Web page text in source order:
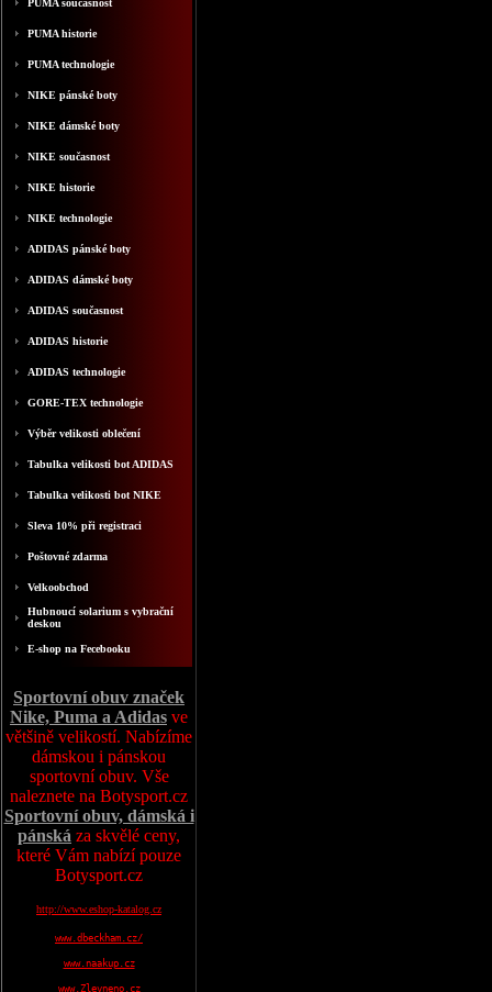
PUMA současnost
PUMA historie
PUMA technologie
NIKE pánské boty
NIKE dámské boty
NIKE současnost
NIKE historie
NIKE technologie
ADIDAS pánské boty
ADIDAS dámské boty
ADIDAS současnost
ADIDAS historie
ADIDAS technologie
GORE-TEX technologie
Výběr velikosti oblečení
Tabulka velikosti bot ADIDAS
Tabulka velikosti bot NIKE
Sleva 10% při registraci
Poštovné zdarma
Velkoobchod
Hubnoucí solarium s vybrační
deskou
E-shop na Fecebooku
Sportovní obuv značek
Nike, Puma a Adidas ve
většině velikostí. Nabízíme
dámskou i pánskou
sportovní obuv. Vše
naleznete na Botysport.cz
Sportovní obuv, dámská i
pánská za skvělé ceny,
které Vám nabízí pouze
Botysport.cz
http://www.eshop-katalog.cz
www.dbeckham.cz/
www.naakup.cz
www.Zlevneno.cz